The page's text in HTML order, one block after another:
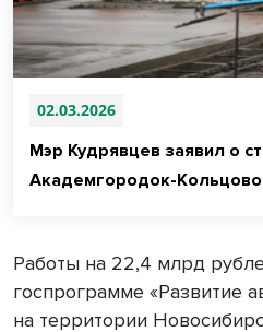
02.03.2026
Мэр Кудрявцев заявил о
Академгородок-
Работы на 22,4 млрд
госпрограмме «Развитие
на территории